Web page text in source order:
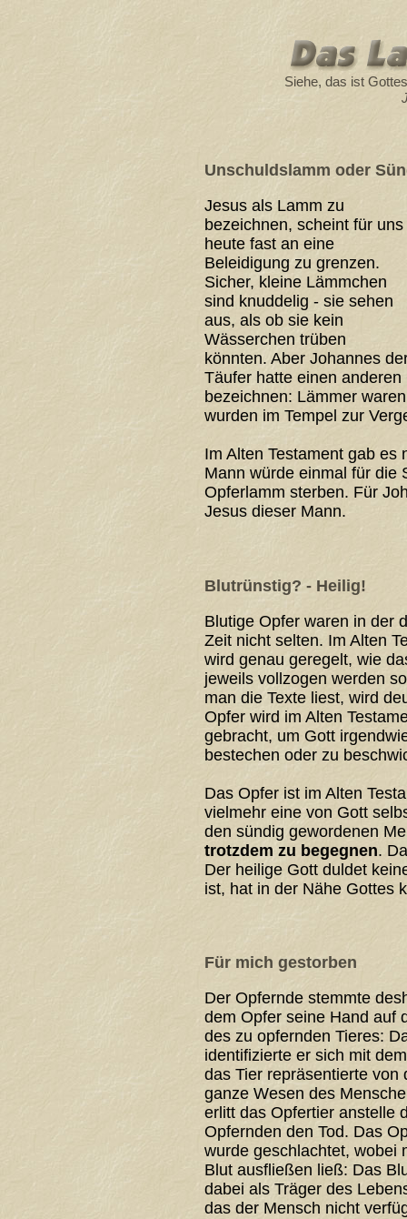
Siehe, das ist
Unschuldslamm oder
Jesus als Lamm zu
bezeichnen, scheint für uns
heute fast an eine
Beleidigung zu grenzen.
Sicher, kleine Lämmchen
sind knuddelig - sie sehen
aus, als ob sie kein
Wässerchen trüben
könnten. Aber Johannes
Täufer hatte einen
bezeichnen: Lämmer
wurden im Tempel zur
Im Alten Testament gab es
Mann würde einmal für die
Opferlamm sterben. Für
Jesus dieser Mann.
Blutrünstig? - Heilig!
Blutige Opfer waren in der
Zeit nicht selten. Im Alten
wird genau geregelt, wie
jeweils vollzogen werden
man die Texte liest, wird
Opfer wird im Alten
gebracht, um Gott
bestechen oder zu
Das Opfer ist im Alten
vielmehr eine von Gott
den sündig gewordenen
trotzdem zu begegnen.
Der heilige Gott duldet
ist, hat in der Nähe Gottes
Für mich gestorben
Der Opfernde stemmte
dem Opfer seine Hand auf
des zu opfernden Tieres:
identifizierte er sich mit
das Tier repräsentierte von
ganze Wesen des
erlitt das Opfertier anstelle
Opfernden den Tod. Das
wurde geschlachtet, wobei
Blut ausfließen ließ: Das
dabei als Träger des
das der Mensch nicht